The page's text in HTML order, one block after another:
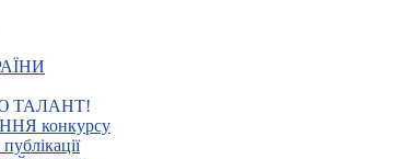
ТАЛАНТ!
конкурсу